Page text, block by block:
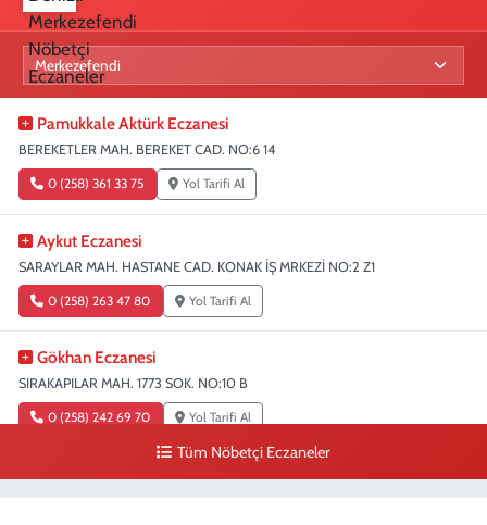
Pamukkale Aktürk Eczanesi
BEREKETLER MAH. BEREKET CAD. NO:6 14
0 (258) 361 33 75 Yol Tarifi Al
Aykut Eczanesi
SARAYLAR MAH. HASTANE CAD. KONAK İŞ MRKEZİ NO:2 Z1
0 (258) 263 47 80 Yol Tarifi Al
Gökhan Eczanesi
SIRAKAPILAR MAH. 1773 SOK. NO:10 B
0 (258) 242 69 70 Yol Tarifi Al
Tüm Nöbetçi Eczaneler